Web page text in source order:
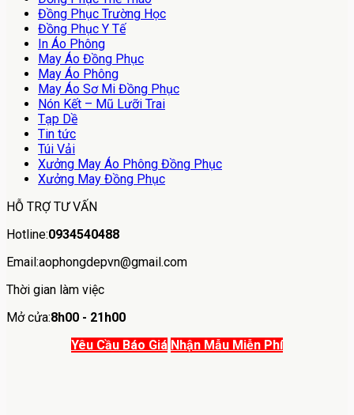
Đồng Phục Trường Học
Đồng Phục Y Tế
In Áo Phông
May Áo Đồng Phục
May Áo Phông
May Áo Sơ Mi Đồng Phục
Nón Kết – Mũ Lưỡi Trai
Tạp Dề
Tin tức
Túi Vải
Xưởng May Áo Phông Đồng Phục
Xưởng May Đồng Phục
HỖ TRỢ TƯ VẤN
Hotline:0934540488
Email:aophongdepvn@gmail.com
Thời gian làm việc
Mở cửa:8h00 - 21h00
Yêu Cầu Báo Giá Nhận Mẫu Miễn Phí